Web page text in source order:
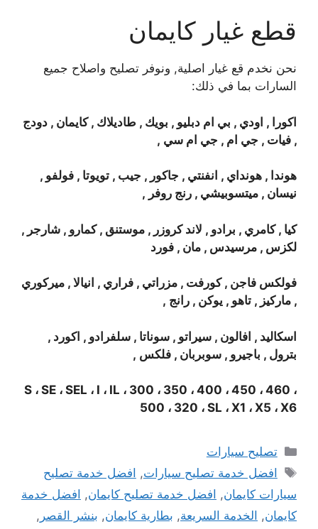
قطع غيار كايمان
نحن نخدم قع غيار اصلية, ونوفر تصليح واصلاح جميع
السارات بما في ذلك:
اكورا , اودي , بي ام دبليو , بويك , طاديلاك , كايمان , دودج
, فيات , جي ام , جي ام سي ,
هوندا , هونداي , انفنتي , جاكور , جيب , تويوتا , فولفو ,
نيسان , ميتسوبيشي , رنج روفر ,
كيا , كامري , برادو , لاند كروزر , موستنق , كمارو , شارجر ,
لكزس , مرسيدس , مان , فورد
فولكس فاجن , كورفت , مزراتي , فراري , انيالا , ميركوري
, ماركيز , تاهو , يوكن , رانج ,
اسكاليد , افالون , سيراتو , سوناتا , سلفرادو , اكورد ,
بترول , باجيرو , سوبربان , فلكس ,
S ، SE ، SEL ، I ، IL ، 300 ، 350 ، 400 ، 450 ، 460 ،
500 ، 320 ، SL ، X1 ، X5 ، X6
التصنيفات
تصليح سيارات
الوسوم
افضل خدمة تصليح سيارات, افضل خدمة تصليح
سيارات كايمان, افضل خدمة تصليح كايمان, افضل خدمة
كايمان, الخدمة السريعة, بطارية كايمان, بنشر القصر ,